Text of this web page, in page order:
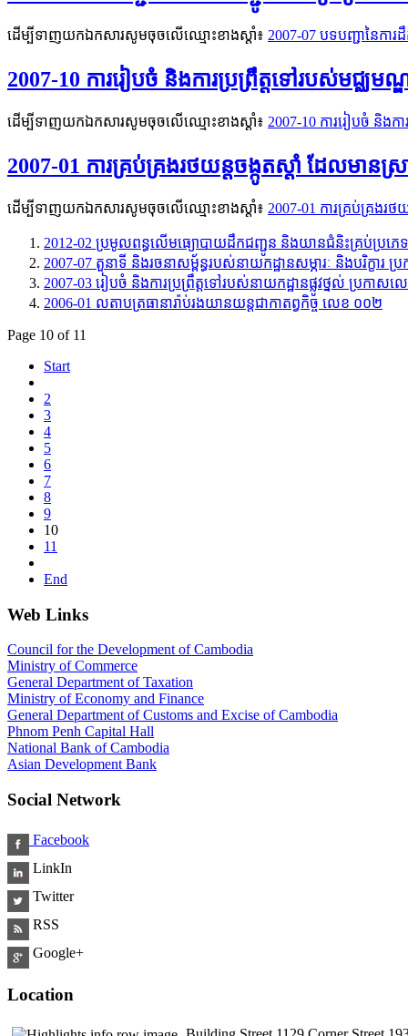
ដើម្បីទាញយកឯកសារសូមចុចលើឈ្មោះខាងស្តាំ៖ 2007-07 បទបញ្ជានៃក
2007-10 ការរៀបចំ និងការប្រព្រឹត្តទៅរបស់មជ្
ដើម្បីទាញយកឯកសារសូមចុចលើឈ្មោះខាងស្តាំ៖ 2007-10 ការរៀបចំ និង
2007-01 ការគ្រប់គ្រងរថយន្តចង្កូតស្ដាំ ដែលមា
ដើម្បីទាញយកឯកសារសូមចុចលើឈ្មោះខាងស្តាំ៖ 2007-01 ការគ្រប់គ្រងរ
2012-02 ប្រមូលពន្ធលើមធ្យោបាយដឹកជញ្ជូន និងយានជំនិះគ្រប់ប្រភ
2007-07 តួនាទី និងរចនាសម្ព័ន្ធរបស់នាយកដ្ឋានសម្ភារៈ និងបរិក្ខារ
2007-03 រៀបចំ និងការប្រព្រឹត្តទៅរបស់នាយកដ្ឋានផ្លូវថ្នល់ ប្រកាស
2006-01 លតាបត្រធានារ៉ាប់រងយានយន្តជាកាតព្វកិច្ច លេខ ០០២
Page 10 of 11
Start
2
3
4
5
6
7
8
9
10
11
End
Web Links
Council for the Development of Cambodia
Ministry of Commerce
General Department of Taxation
Ministry of Economy and Finance
General Department of Customs and Excise of Cambodia
Phnom Penh Capital Hall
National Bank of Cambodia
Asian Development Bank
Social Network
Facebook
LinkIn
Twitter
RSS
Google+
Location